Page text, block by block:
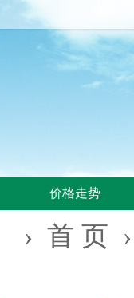
价格走势
› 首 页